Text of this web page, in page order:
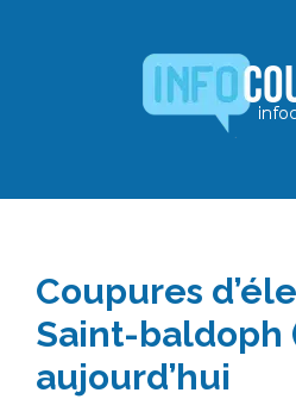
Coupures
Saint-baldoph
aujourd’hui